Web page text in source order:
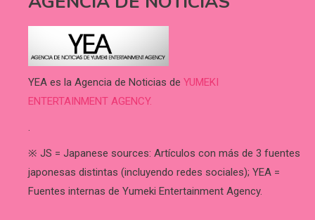
YEA es la Agencia de Noticias de YUMEKI
ENTERTAINMENT AGENCY.
.
※ JS = Japanese sources: Artículos con más de 3 fuentes
japonesas distintas (incluyendo redes sociales); YEA =
Fuentes internas de Yumeki Entertainment Agency.